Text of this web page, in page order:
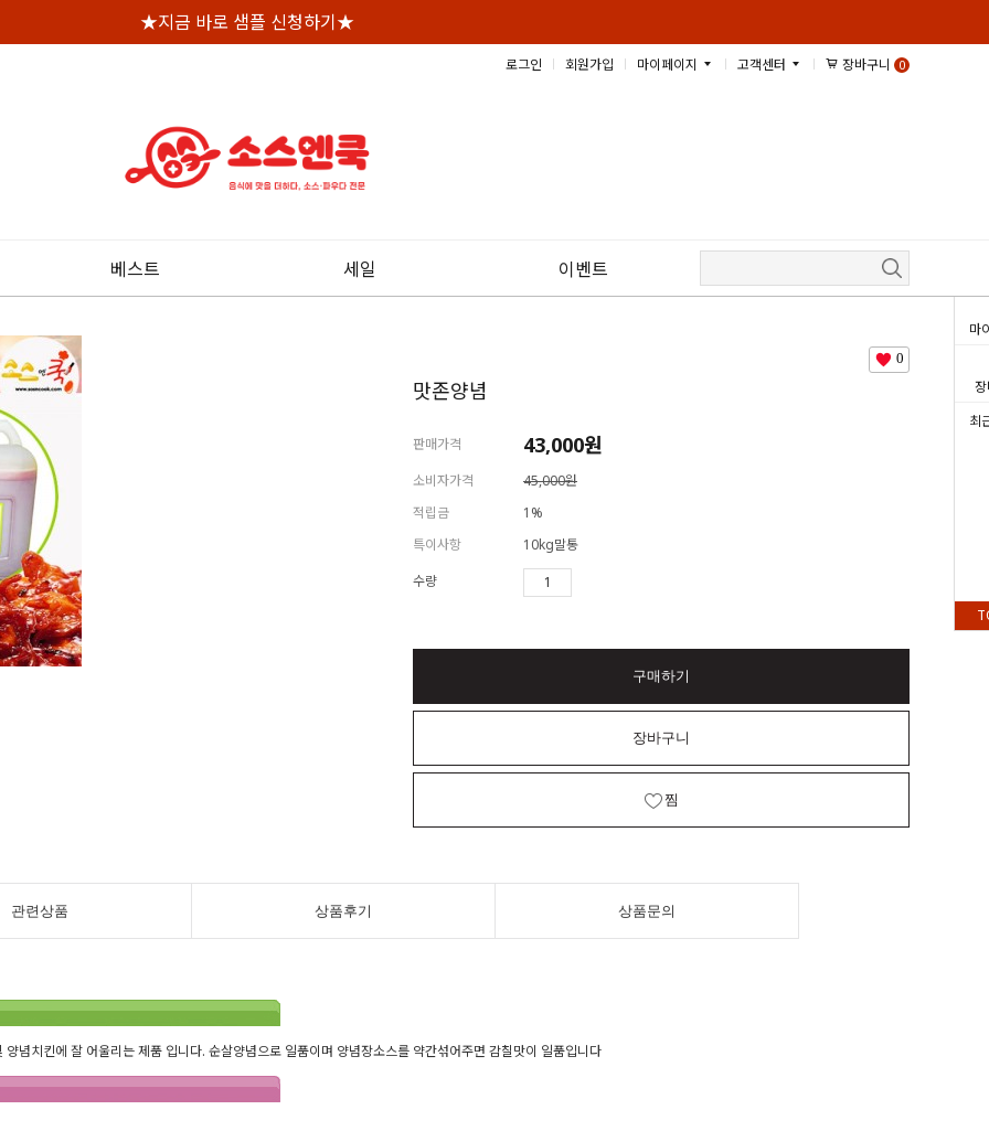
마
최
★지금 바로 샘플 신청하기★
로그인 회원가입 마이페이지 고객센터 장바구니 0
베스트 세일 이벤트
양념치킨소스>파닭소스류> 맛존양념
0
맛존양념
판매가격 43,000원
소비자가격
45,000원
적립금
1%
특이사항
10kg말통
수량
구매하기
장바구니
찜
관련상품 상품후기 상품문의
념치킨에 잘 어울리는 제품 입니다. 순살양념으로 일품이며 양념장소스를 약간섞어주면 감칠맛이 일품입니다